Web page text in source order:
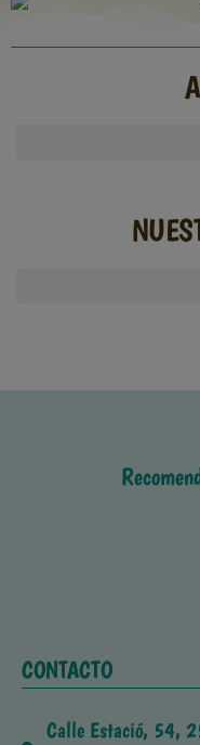
CONTACTO
Calle Estació, 54,